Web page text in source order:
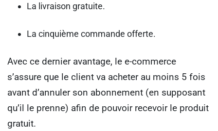
La livraison gratuite.
La cinquième commande offerte.
Avec ce dernier avantage, le e-commerce
s’assure que le client va acheter au moins 5 fois
avant d’annuler son abonnement (en supposant
qu’il le prenne) afin de pouvoir recevoir le produit
gratuit.